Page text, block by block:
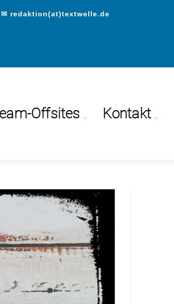
✉ redaktion(at)textwelle.de
Offsites Kontakt